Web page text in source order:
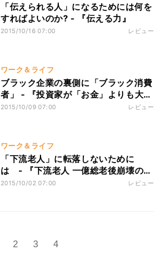
「伝えられる人」になるためには何を
すればよいのか? - 『伝える力』
2015/10/16 07:00 レビュー
ワーク＆ライフ
ブラック企業の裏側に「ブラック消費
者」 - 『投資家が「お金」よりも大切
にしていること』
2015/10/09 07:00 レビュー
ワーク＆ライフ
「下流老人」に転落しないために
は - 『下流老人 一億総老後崩壊の衝
撃』
2015/10/02 07:00 レビュー
2 3 4